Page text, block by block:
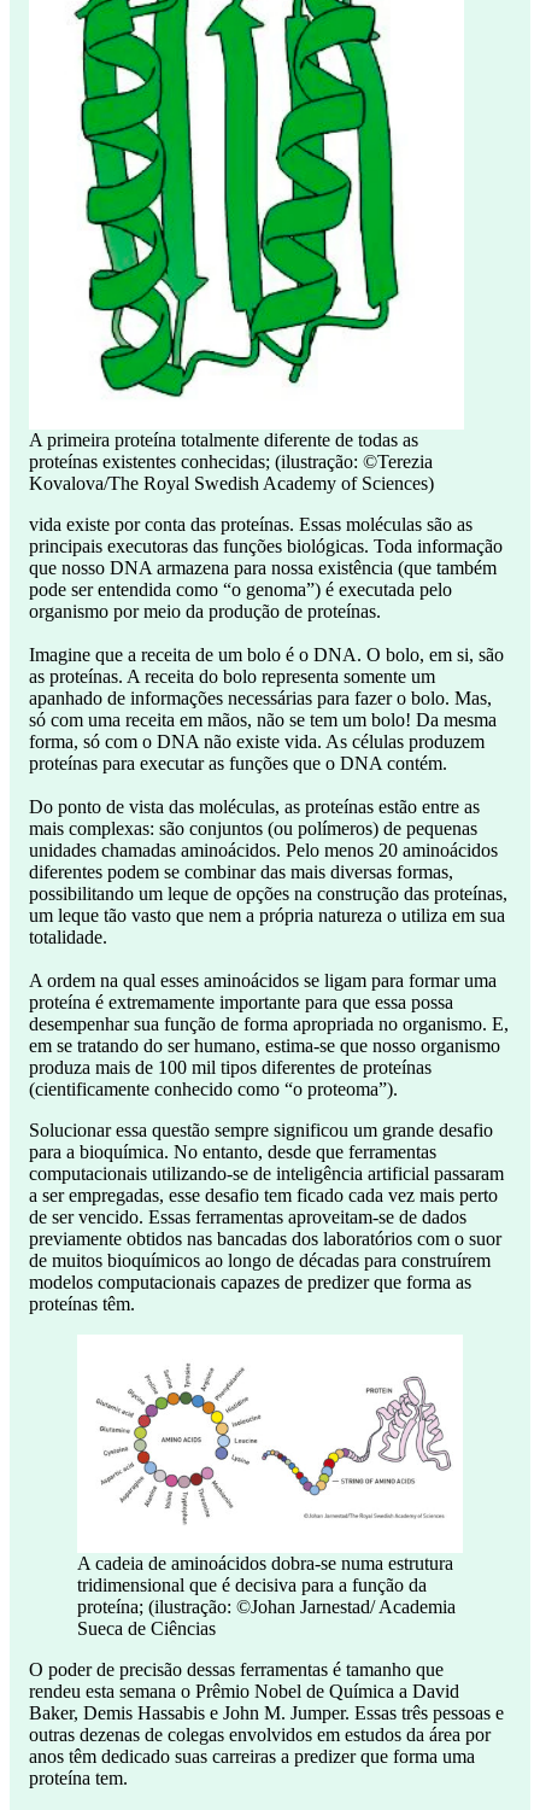
A primeira proteína totalmente diferente de todas as
proteínas existentes conhecidas; (ilustração: ©Terezia
Kovalova/The Royal Swedish Academy of Sciences)
vida existe por conta das proteínas. Essas moléculas são as
principais executoras das funções biológicas. Toda informação
que nosso DNA armazena para nossa existência (que também
pode ser entendida como “o genoma”) é executada pelo
organismo por meio da produção de proteínas.
Imagine que a receita de um bolo é o DNA. O bolo, em si, são
as proteínas. A receita do bolo representa somente um
apanhado de informações necessárias para fazer o bolo. Mas,
só com uma receita em mãos, não se tem um bolo! Da mesma
forma, só com o DNA não existe vida. As células produzem
proteínas para executar as funções que o DNA contém.
Do ponto de vista das moléculas, as proteínas estão entre as
mais complexas: são conjuntos (ou polímeros) de pequenas
unidades chamadas aminoácidos. Pelo menos 20 aminoácidos
diferentes podem se combinar das mais diversas formas,
possibilitando um leque de opções na construção das proteínas,
um leque tão vasto que nem a própria natureza o utiliza em sua
totalidade.
A ordem na qual esses aminoácidos se ligam para formar uma
proteína é extremamente importante para que essa possa
desempenhar sua função de forma apropriada no organismo. E,
em se tratando do ser humano, estima-se que nosso organismo
produza mais de 100 mil tipos diferentes de proteínas
(cientificamente conhecido como “o proteoma”).
Solucionar essa questão sempre significou um grande desafio
para a bioquímica. No entanto, desde que ferramentas
computacionais utilizando-se de inteligência artificial passaram
a ser empregadas, esse desafio tem ficado cada vez mais perto
de ser vencido. Essas ferramentas aproveitam-se de dados
previamente obtidos nas bancadas dos laboratórios com o suor
de muitos bioquímicos ao longo de décadas para construírem
modelos computacionais capazes de predizer que forma as
proteínas têm.
A cadeia de aminoácidos dobra-se numa estrutura
tridimensional que é decisiva para a função da
proteína; (ilustração: ©Johan Jarnestad/ Academia
Sueca de Ciências
O poder de precisão dessas ferramentas é tamanho que
rendeu esta semana o Prêmio Nobel de Química a David
Baker, Demis Hassabis e John M. Jumper. Essas três pessoas e
outras dezenas de colegas envolvidos em estudos da área por
anos têm dedicado suas carreiras a predizer que forma uma
proteína tem.